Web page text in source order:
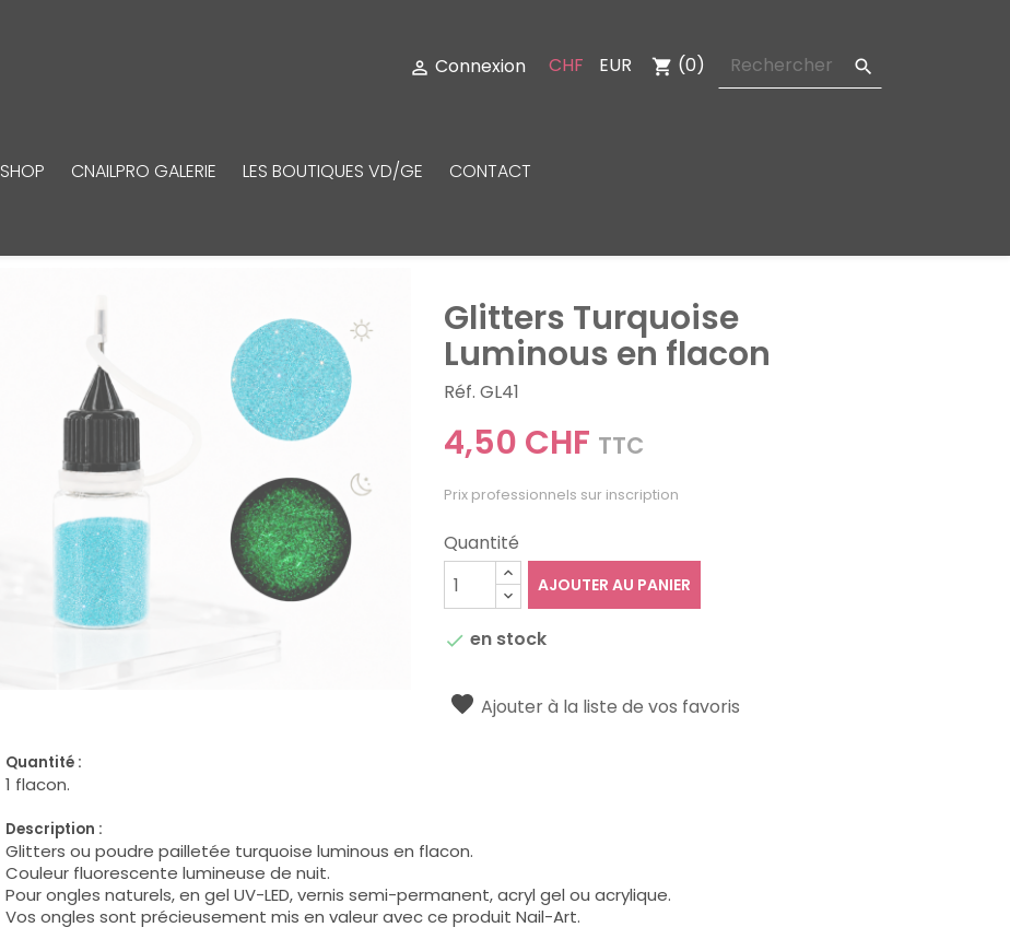
 Connexion CHF EUR shopping_cart (0) 
SHOP CNAILPRO GALERIE LES BOUTIQUES VD/GE CONTACT
Glitters Turquoise
Luminous en flacon
Réf. GL41
4,50 CHF TTC
Prix professionnels sur inscription
Quantité
AJOUTER AU PANIER
 en stock
Ajouter à la liste de vos favoris
Quantité :
1 flacon.
Description :
Glitters ou poudre pailletée turquoise luminous en flacon.
Couleur fluorescente lumineuse de nuit.
Pour ongles naturels, en gel UV-LED, vernis semi-permanent, acryl gel ou acrylique.
Vos ongles sont précieusement mis en valeur avec ce produit Nail-Art.